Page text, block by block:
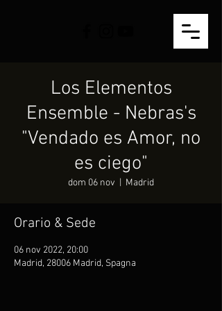
Los Elementos
Ensemble - Nebras's
"Vendado es Amor, no
es ciego"
dom 06 nov Madrid
Orario & Sede
06 nov 2022, 20:00
Madrid, 28006 Madrid, Spagna